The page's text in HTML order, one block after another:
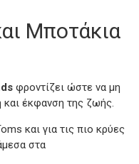
Μποτάκια
φροντίζει ώστε να μη
και έκφανση της ζωής.
και για τις πιο κρύες
στα